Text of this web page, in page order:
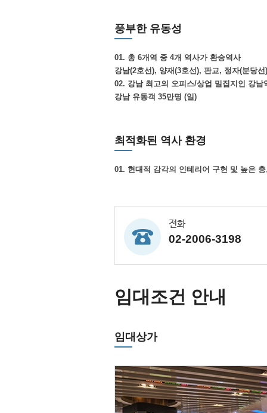
풍부한 유동성
01. 총 6개역 중 4개 역사가 환승역사
강남(2호선), 양재(3호선), 판교, 정자(분당선)
02. 강남 최고의 오피스/상업 밀집지인 강남
강남 유동객 35만명 (일)
최적화된 역사 환경
01. 현대적 감각의 인테리어 구현 및 높은
전화
02-2006-3198
임대조건 안내
임대상가